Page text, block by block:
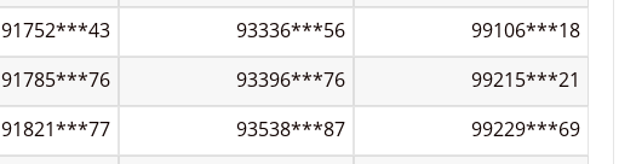
91752***43 93336***56
99106***18
91785***76 93396***76
99215***21
91821***77 93538***87
99229***69